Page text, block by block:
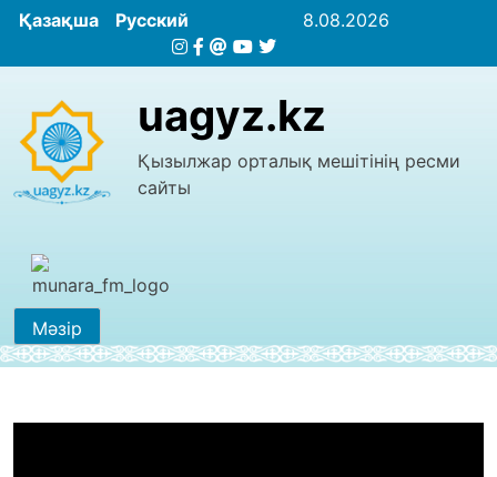
Қазақша Русский 8.08.2026
uagyz.kz
Қызылжар орталық мешітінің ресми
сайты
Мәзір